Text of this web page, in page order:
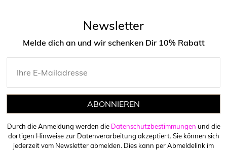
Newsletter
Melde dich an und wir schenken Dir 10% Rabatt
ABONNIEREN
Durch die Anmeldung werden die Datenschutzbestimmungen und die
dortigen Hinweise zur Datenverarbeitung akzeptiert. Sie können sich
jederzeit vom Newsletter abmelden. Dies kann per Abmeldelink im